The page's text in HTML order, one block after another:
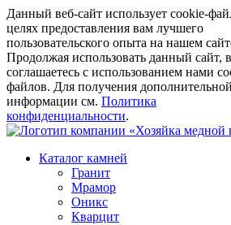
Данный веб-сайт использует cookie-
целях предоставления вам лучшего
пользовательского опыта на нашем
Продолжая использовать данный сайт,
соглашаетесь с использованием нами
файлов. Для получения дополнительной
информации см. Политика
конфиденциальности.
Каталог камней
Гранит
Мрамор
Оникс
Кварцит